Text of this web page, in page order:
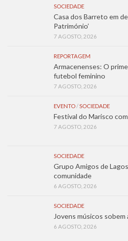
SOCIEDADE
Casa dos Barreto em
Património’
7 AGOSTO, 2026
REPORTAGEM
Armacenenses: O
futebol feminino
7 AGOSTO, 2026
EVENTO/SOCIEDADE
Festival do Marisco
7 AGOSTO, 2026
SOCIEDADE
Grupo Amigos de
comunidade
6 AGOSTO, 2026
SOCIEDADE
Jovens músicos sobem
6 AGOSTO, 2026